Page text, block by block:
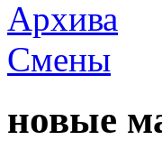
новые